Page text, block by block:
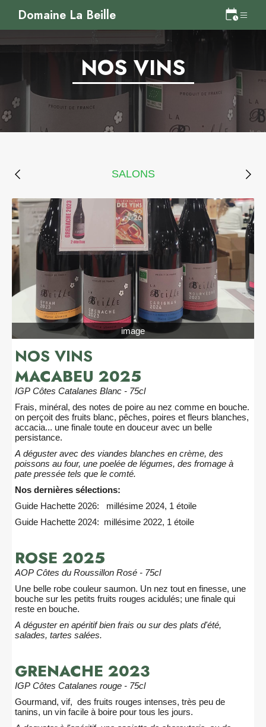
Domaine La Beille
NOS VINS
SALONS
image
NOS VINS
MACABEU 2025
IGP Côtes Catalanes Blanc - 75cl
Frais, minéral, des notes de poire au nez comme en bouche.
on perçoit des fruits blanc, pêches, poires et fleurs blanches,
accacia... une finale toute en douceur avec un belle
persistance.
A déguster avec des viandes blanches en crème, des
poissons au four, une poelée de légumes, des fromage à
pate pressée tels que le comté.
Nos dernières sélections:
Guide Hachette 2026: millésime 2024, 1 étoile
Guide Hachette 2024: millésime 2022, 1 étoile
ROSE 2025
AOP Côtes du Roussillon Rosé - 75cl
Une belle robe couleur saumon. Un nez tout en finesse, une
bouche sur les petits fruits rouges acidulés; une finale qui
reste en bouche.
A déguster en apéritif bien frais ou sur des plats d'été,
salades, tartes salées.
GRENACHE 2023
IGP Côtes Catalanes rouge - 75cl
Gourmand, vif, des fruits rouges intenses, très peu de
tanins, un vin facile à boire pour tous les jours.